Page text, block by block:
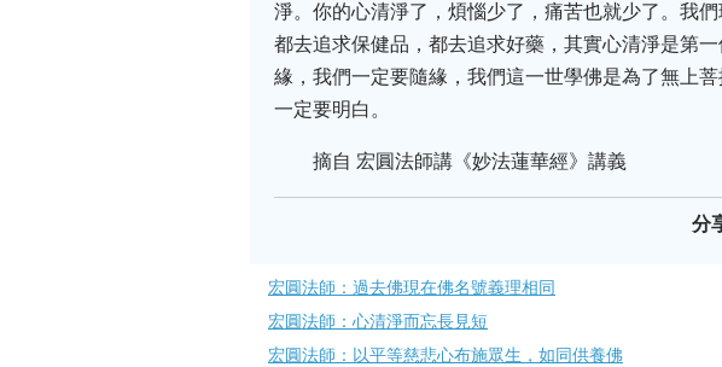
淨。你的心清淨了，煩惱少了，痛苦也就少了。我
都去追求保健品，都去追求好藥，其實心清淨是第
緣，我們一定要隨緣，我們這一世學佛是為了無上
一定要明白。
摘自 宏圓法師講《妙法蓮華經》講義
分
宏圓法師：過去佛現在佛名號義理相同
宏圓法師：心清淨而忘長見短
宏圓法師：以平等慈悲心布施眾生，如同供養佛